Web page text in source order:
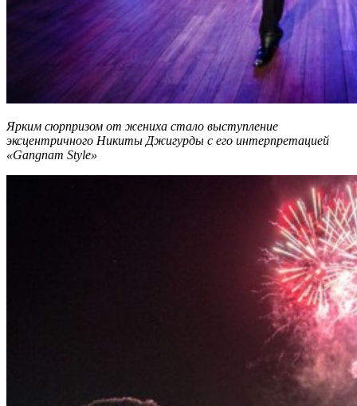
Ярким сюрпризом от жениха стало выступление
эксцентричного Никиты Джигурды с его интерпретацией
«Gangnam Style»